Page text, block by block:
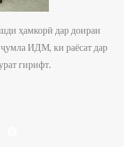
ҳамкорӣ дар доираи
ИДМ, ки раёсат дар
гирифт.